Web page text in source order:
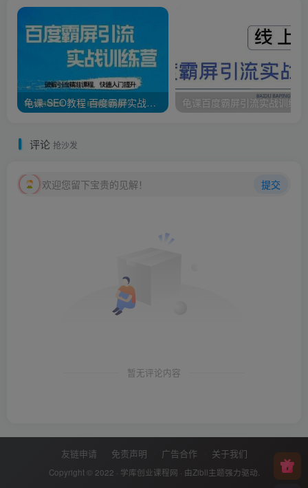
龟课-SEO教程 百度霸屏实战训练营 第1期 培训课程视频
评论 抢沙发
欢迎您留下宝贵的见解！ 提交
暂无评论内容
友链申请 免责声明 广告合作 关于我们
Copyright © 2022 · 学库创业课程网 · 由Zibll主题强力驱动.